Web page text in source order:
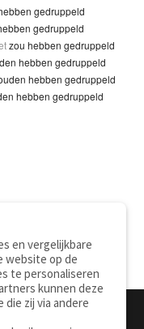
gedruppeld
gedruppeld
zou hebben gedruppeld
hebben gedruppeld
hebben gedruppeld
hebben gedruppeld
en vergelijkbare
website op de
te personaliseren
kunnen deze
zij via andere